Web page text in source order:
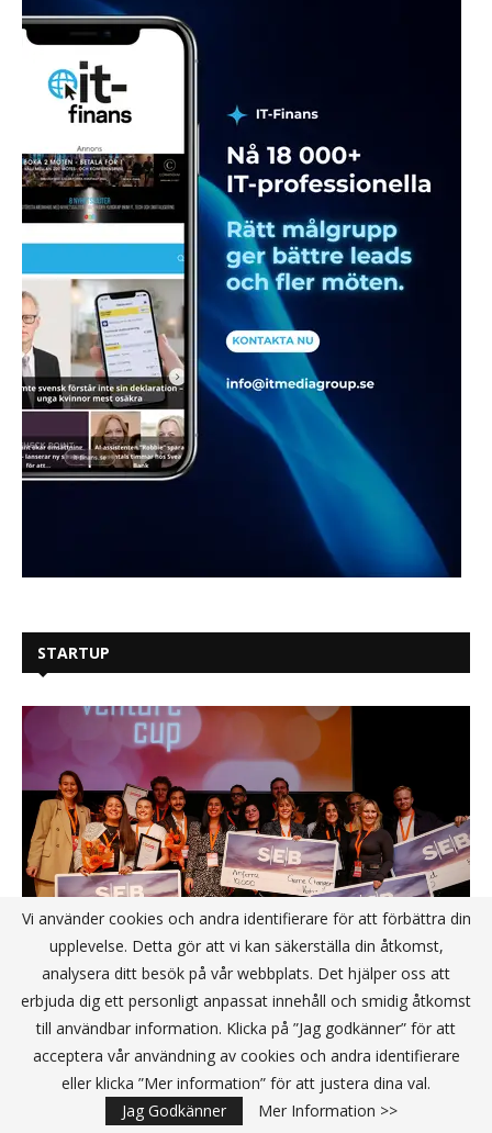
STARTUP
Här är vinnarna i Venture Cups
Sverigefinal – Startup 2024!
Vi använder cookies och andra identifierare för att förbättra din
upplevelse. Detta gör att vi kan säkerställa din åtkomst,
analysera ditt besök på vår webbplats. Det hjälper oss att
erbjuda dig ett personligt anpassat innehåll och smidig åtkomst
till användbar information. Klicka på ”Jag godkänner” för att
acceptera vår användning av cookies och andra identifierare
eller klicka ”Mer information” för att justera dina val.
Jag Godkänner
Mer Information >>